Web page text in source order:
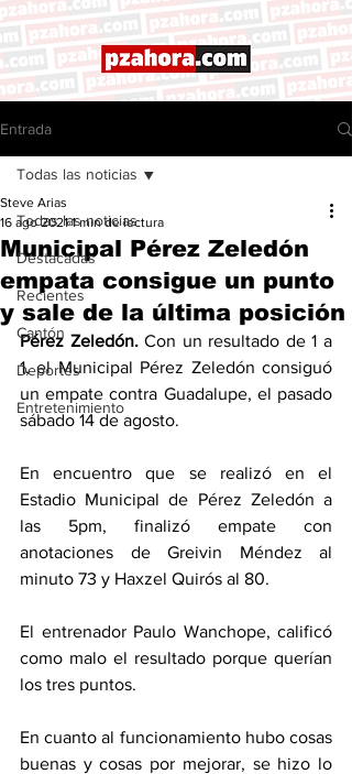
Entrada
Todas las noticias
Destacadas
Recientes
Cantón
Deportes
Entretenimiento
Todas las noticias
Municipal Pérez Zeledón
empata consigue un punto
y sale de la última posición
Steve Arias
16 ago 2021 1 min de lectura
Pérez Zeledón. Con un resultado de 1 a
1, el Municipal Pérez Zeledón consiguó
un empate contra Guadalupe, el pasado
sábado 14 de agosto.
En encuentro que se realizó en el
Estadio Municipal de Pérez Zeledón a
las 5pm, finalizó empate con
anotaciones de Greivin Méndez al
minuto 73 y Haxzel Quirós al 80.
El entrenador Paulo Wanchope, calificó
como malo el resultado porque querían
los tres puntos.
En cuanto al funcionamiento hubo cosas
buenas y cosas por mejorar, se hizo lo